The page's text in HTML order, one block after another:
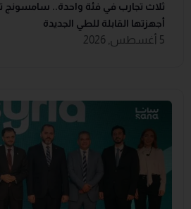
ثلاث تجارب في فئة واحدة.. سامسونج
أجهزتها القابلة للطي الجديدة
5 أغسطس, 2026